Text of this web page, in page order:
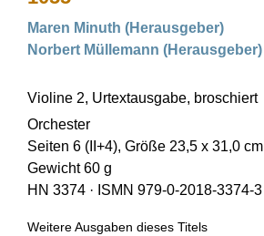
Maren Minuth (Herausgeber)
Norbert Müllemann (Herausgeber)
Violine 2, Urtextausgabe, broschiert
Orchester
Seiten 6 (II+4), Größe 23,5 x 31,0 cm
Gewicht 60 g
HN 3374 · ISMN 979-0-2018-3374-3
Weitere Ausgaben dieses Titels